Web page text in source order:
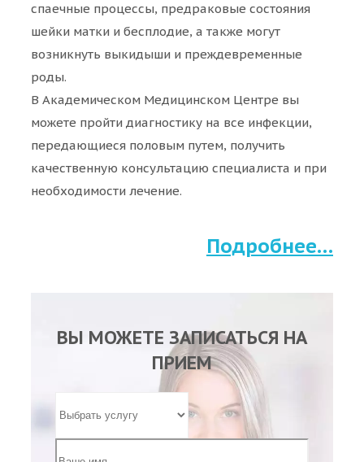
спаечные процессы, предраковые состояния
шейки матки и бесплодие, а также могут
возникнуть выкидыши и преждевременные
роды.
В Академическом Медицинском Центре вы
можете пройти диагностику на все инфекции,
передающиеся половым путем, получить
качественную консультацию специалиста и при
необходимости лечение.
Подробнее…
ВЫ МОЖЕТЕ ЗАПИСАТЬСЯ НА
ПРИЕМ